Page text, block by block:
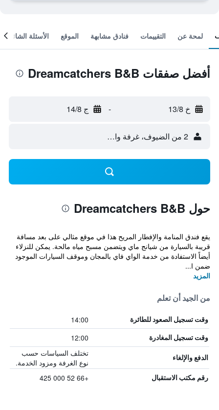
لمحة عن التقييمات فنادق مشابهة الموقع الأسئلة الشائعة
أفضل صفقات Dreamcatchers B&B
خ 13/8 - ج 14/8
2 من الضيوف، غرفة واحدة
حول Dreamcatchers B&B
يقع فندق المنامة والإفطار المريح هذا في موقع مثالي على بعد مسافة
قريبة بالسيارة من شيانج ماي ويتضمن مسبح مياه مالحة. يمكن للنزلاء
أيضاً الاستفادة من خدمة الواي فاي بالمجان وموقف السيارات الموجود
ضمن ا...
المزيد
من الجيد أن تعلم
وقت تسجيل الصعود للطائرة 14:00
وقت تسجيل المغادرة 12:00
الدفع والإلغاء
تختلف السياسات حسب
نوع الغرفة ومزود الخدمة.
رقم مكتب الاستقبال +66 52 000 425